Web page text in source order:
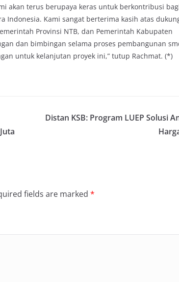
akan terus berupaya keras untuk berkontribusi
Indonesia. Kami sangat berterima kasih atas
Provinsi NTB, dan Pemerintah Kabupaten
dan bimbingan selama proses pembangunan
untuk kelanjutan proyek ini,” tutup Rachmat. (*)
Distan KSB: Program LUEP Solusi
fields are marked *